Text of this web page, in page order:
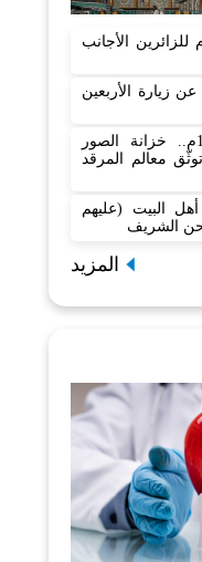
الأجانب
زيارة الأربعين
من بينها لقطة تعود لعام 1905م.. خزانة الصور
معالم المرقد
البيت (عليهم
الشريف
المزيد